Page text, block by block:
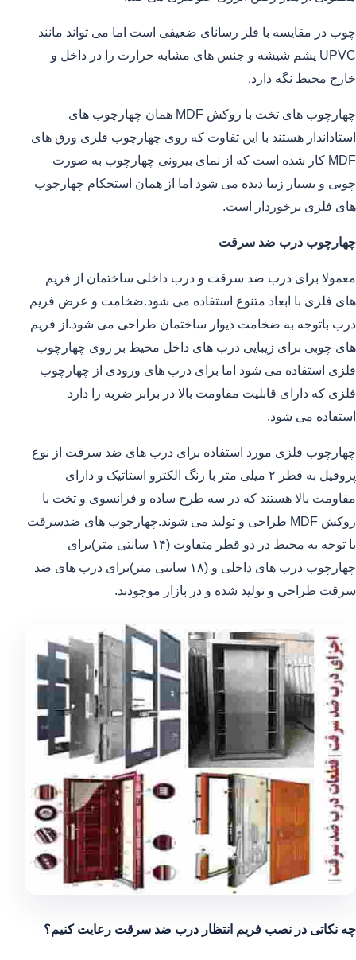
چوب در مقایسه با فلز رسانای ضعیفی است اما می تواند مانند
UPVC پشم شیشه و جنس های مشابه حرارت را در داخل و
خارج محیط نگه دارد.
چهارچوب های تخت با روکش MDF همان چهارچوب های
استاداندار هستند با این تفاوت که روی چهارچوب فلزی ورق های
MDF کار شده است که از نمای بیرونی چهارچوب به صورت
چوبی و بسیار زیبا دیده می شود اما از همان استحکام چهارچوب
های فلزی برخوردار است.
چهارچوب درب ضد سرقت
معمولا برای درب ضد سرقت و درب داخلی ساختمان از فریم
های فلزی با ابعاد متنوع استفاده می شود.ضخامت و عرض فریم
درب باتوجه به ضخامت دیوار ساختمان طراحی می شود.از فریم
های چوبی برای زیبایی درب های داخل محیط بر روی چهارچوب
فلزی استفاده می شود اما برای درب های ورودی از چهارچوب
فلزی که دارای قابلیت مقاومت بالا در برابر ضربه را دارد
استفاده می شود.
چهارچوب فلزی مورد استفاده برای درب های ضد سرقت از نوع
پروفیل به قطر ۲ میلی متر با رنگ الکترو استاتیک و دارای
مقاومت بالا هستند که در سه طرح ساده و فرانسوی و تخت با
روکش MDF طراحی و تولید می شوند.چهارچوب های ضدسرقت
با توجه به محیط در دو قطر متفاوت (۱۴ سانتی متر)برای
چهارچوب درب های داخلی و (۱۸ سانتی متر)برای درب های ضد
سرقت طراحی و تولید شده و در بازار موجودند.
چه نکاتی در نصب فریم انتظار درب ضد سرقت رعایت کنیم؟